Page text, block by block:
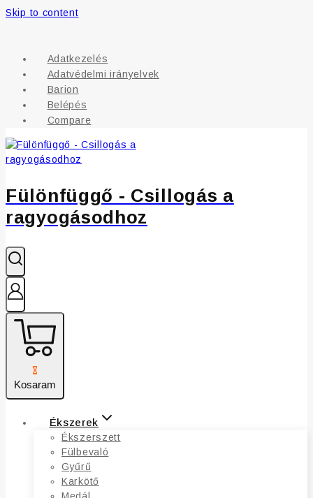
Skip to content
Adatkezelés
Adatvédelmi irányelvek
Barion
Belépés
Compare
Fülönfüggő - Csillogás a
ragyogásodhoz
0
Kosaram
Ékszerek
Ékszerszett
Fülbevaló
Gyűrű
Karkötő